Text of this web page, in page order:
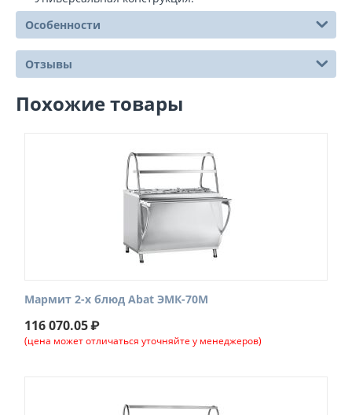
Особенности
Отзывы
Похожие товары
Мармит 2-х блюд Abat ЭМК-70М
116 070.05₽
(цена может отличаться уточняйте у менеджеров)